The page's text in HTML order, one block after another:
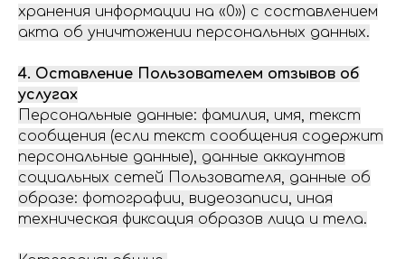
хранения информации на «0») с составлением
акта об уничтожении персональных данных.
4. Оставление Пользователем отзывов об
услугах
Персональные данные: фамилия, имя, текст
сообщения (если текст сообщения содержит
персональные данные), данные аккаунтов
социальных сетей Пользователя, данные об
образе: фотографии, видеозаписи, иная
техническая фиксация образов лица и тела.